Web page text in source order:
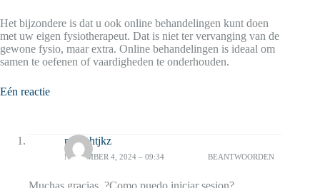
Het bijzondere is dat u ook online behandelingen kunt doen
met uw eigen fysiotherapeut. Dat is niet ter vervanging van de
gewone fysio, maar extra. Online behandelingen is ideaal om
samen te oefenen of vaardigheden te onderhouden.
Eén reactie
pzzfohtjkz
NOVEMBER 4, 2024 – 09:34 BEANTWOORDEN
Muchas gracias. ?Como puedo iniciar sesion?